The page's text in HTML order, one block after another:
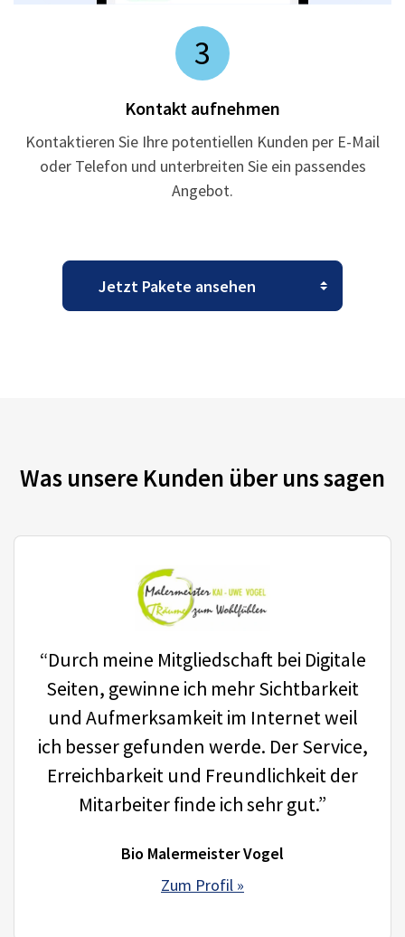
3
Kontakt aufnehmen
Kontaktieren Sie Ihre potentiellen Kunden per E-Mail
oder Telefon und unterbreiten Sie ein passendes
Angebot.
Was unsere Kunden über uns sagen
“Durch meine Mitgliedschaft bei Digitale
Seiten, gewinne ich mehr Sichtbarkeit
und Aufmerksamkeit im Internet weil
ich besser gefunden werde. Der Service,
Erreichbarkeit und Freundlichkeit der
Mitarbeiter finde ich sehr gut.”
Bio Malermeister Vogel
Zum Profil »